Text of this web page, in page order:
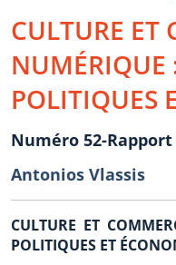
CULTURE ET
NUMÉRIQUE
POLITIQUES
Numéro 52-Rapport
Antonios Vlassis
CULTURE ET
POLITIQUES ET